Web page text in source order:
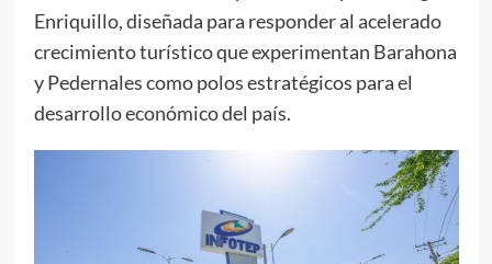
Enriquillo, diseñada para responder al acelerado
crecimiento turístico que experimentan Barahona
y Pedernales como polos estratégicos para el
desarrollo económico del país.